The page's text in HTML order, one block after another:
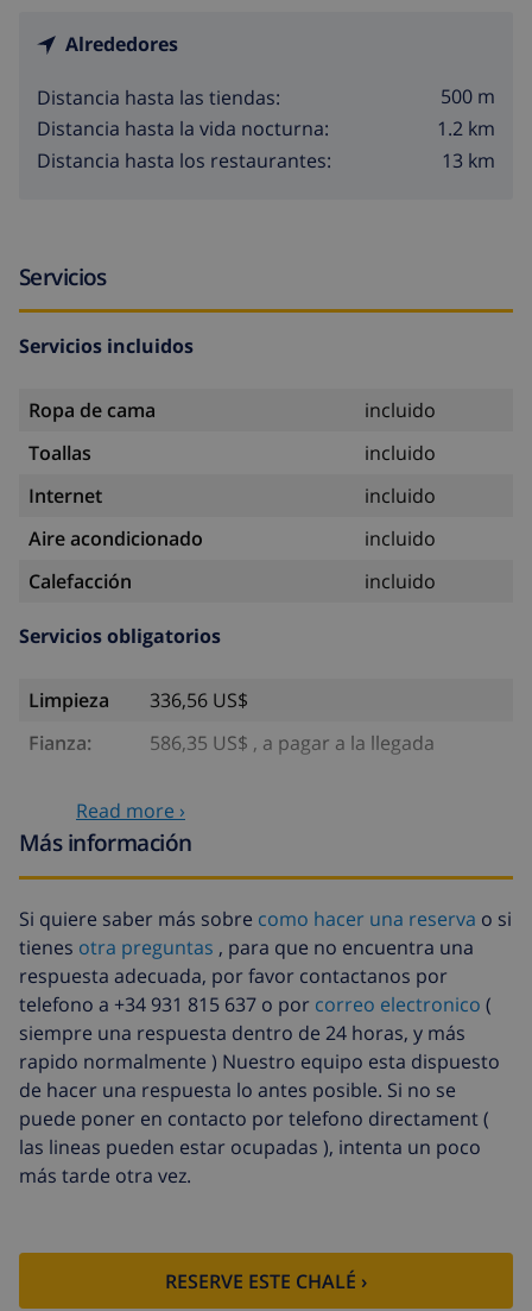
Alrededores
Distancia hasta las tiendas:
500 m
Distancia hasta la vida nocturna:
1.2 km
Distancia hasta los restaurantes:
13 km
Servicios
Servicios incluidos
Ropa de cama
incluido
Toallas
incluido
Internet
incluido
Aire acondicionado
incluido
Calefacción
incluido
Servicios obligatorios
Limpieza
336,56 US$
Fianza:
586,35 US$ , a pagar a la llegada
Servicios opcionales
46,91 US$
Cama extra
14,07 US$ por día
Sábanas
extra
17,59 US$ por persona
Toallas extra
8,80 US$ por persona
Salida tardía
113,75 US$
Limpieza
extra
basado en consumo de energía
(52,77 US$/HOUR)
Read more ›
Más información
Si quiere saber más sobre como hacer una reserva o si
tienes otra preguntas , para que no encuentra una
respuesta adecuada, por favor contactanos por
telefono a +34 931 815 637 o por correo electronico (
siempre una respuesta dentro de 24 horas, y más
rapido normalmente ) Nuestro equipo esta dispuesto
de hacer una respuesta lo antes posible. Si no se
puede poner en contacto por telefono directament (
las lineas pueden estar ocupadas ), intenta un poco
más tarde otra vez.
RESERVE ESTE CHALÉ ›